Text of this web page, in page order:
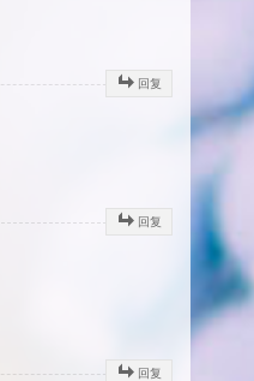
回复
回复
回复